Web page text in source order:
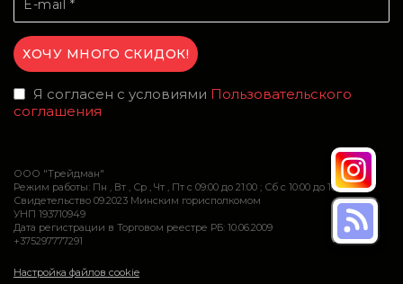
Я согласен с условиями Пользовательского
соглашения
ООО "Трейдман"
Режим работы: Пн , Вт , Ср , Чт , Пт c 09:00 до 21:00 ; Сб c 10:00 до 16:00
Свидетельство 09.2023 Минским горисполкомом
УНП 193710949
Дата регистрации в Торговом реестре РБ: 10.06.2009
+375297777291
Настройка файлов cookie